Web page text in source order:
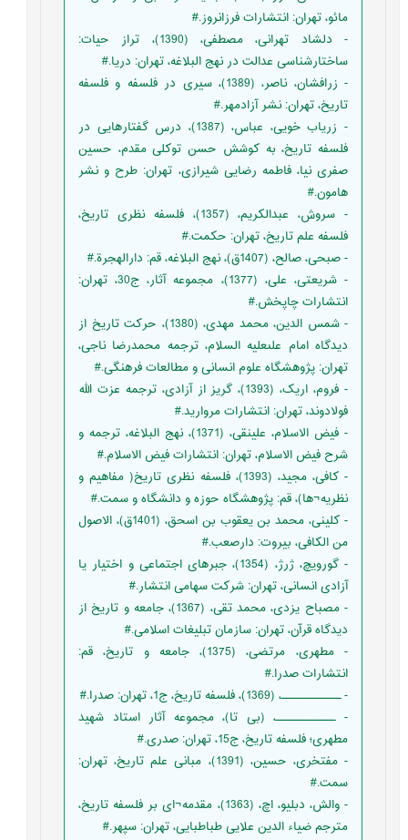
مائو، تهران: انتشارات فرزانروز.#
- دلشاد تهرانی، مصطفی، (1390)، تراز حیات:
ساختارشناسی عدالت در نهج البلاغه، تهران: دریا.#
- زرافشان، ناصر، (1389)، سیری در فلسفه و فلسفه
تاریخ، تهران: نشر آزادمهر.#
- زریاب خویی، عباس، (1387)، درس گفتارهایی در
فلسفه تاریخ، به کوشش حسن توکلی مقدم، حسین
صفری نیا، فاطمه رضایی شیرازی، تهران: طرح و نشر
هامون.#
- سروش، عبدالکریم، (1357)، فلسفه نظری تاریخ،
فلسفه علم تاریخ، تهران: حکمت.#
- صبحی، صالح، (1407ق)، نهج البلاغه، قم: دارالهجرة.#
- شریعتی، علی، (1377)، مجموعه آثار، ج30، تهران:
انتشارات چاپخش.#
- شمس الدين، محمد مهدى، (1380)، حركت تاريخ از
ديدگاه امام على‏عليه السلام، ترجمه محمدرضا ناجى،
تهران: پژوهشگاه علوم انسانى و مطالعات فرهنگى.#
- فروم، اریک، (1393)، گریز از آزادی، ترجمه عزت الله
فولادوند، تهران: انتشارات مروارید.#
- فیض الاسلام، علینقی، (1371)، نهج البلاغه، ترجمه و
شرح فیض الاسلام، تهران: انتشارات فیض الاسلام.#
- کافی، مجید، (1393)، فلسفه نظری تاریخ( مفاهیم و
نظریه¬ها)، قم: پژوهشگاه حوزه و دانشگاه و سمت.#
- کلینی، محمد بن یعقوب بن اسحق، (1401ق)، الاصول
من الکافی، بیروت: دارصعب.#
- گورویچ، ژرژ، (1354)، جبرهای اجتماعی و اختیار یا
آزادی انسانی، تهران: شرکت سهامی انتشار.#
- مصباح یزدى، محمد تقى، (1367)، جامعه و تاریخ از
دیدگاه قرآن، تهران: سازمان تبلیغات اسلامى.#
- مطهری، مرتضی، (1375)، جامعه و تاریخ، قم:
انتشارات صدرا.#
- ـــــــــــــ، (1369)، فلسفه تاریخ، ج1، تهران: صدرا.#
- ـــــــــــــ، (بی تا)، مجموعه آثار استاد شهید
مطهری؛ فلسفه تاریخ، ج15، تهران: صدری.#
- مفتخری، حسین، (1391)، مبانی علم تاریخ، تهران:
سمت.#
- والش، دبلیو، اچ، (1363)، مقدمه¬ای بر فلسفه تاریخ،
مترجم ضیاء الدین علایی طباطبایی، تهران: سپهر.#